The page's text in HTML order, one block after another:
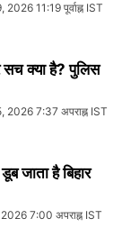
2026 11:19 पूर्वाह्न IST
सच क्या है? पुलिस
2026 7:37 अपराह्न IST
जाता है बिहार
7:00 अपराह्न IST